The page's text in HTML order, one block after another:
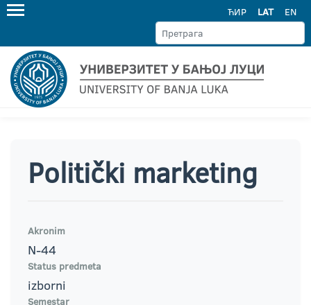
ЋИР LAT EN
Politički marketing
Akronim
N-44
Status predmeta
izborni
Semestar